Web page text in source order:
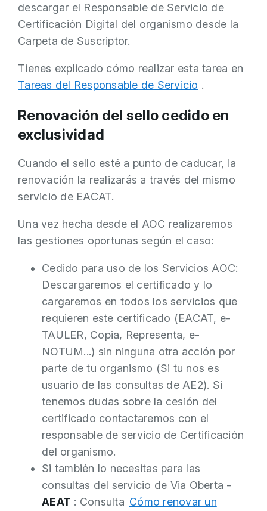
descargar el Responsable de Servicio de
Certificación Digital del organismo desde la
Carpeta de Suscriptor.
Tienes explicado cómo realizar esta tarea en
Tareas del Responsable de Servicio .
Renovación del sello cedido en
exclusividad
Cuando el sello esté a punto de caducar, la
renovación la realizarás a través del mismo
servicio de EACAT.
Una vez hecha desde el AOC realizaremos
las gestiones oportunas según el caso:
Cedido para uso de los Servicios AOC:
Descargaremos el certificado y lo
cargaremos en todos los servicios que
requieren este certificado (EACAT, e-
TAULER, Copia, Representa, e-
NOTUM...) sin ninguna otra acción por
parte de tu organismo (Si tu nos es
usuario de las consultas de AE2). Si
tenemos dudas sobre la cesión del
certificado contactaremos con el
responsable de servicio de Certificación
del organismo.
Si también lo necesitas para las
consultas del servicio de Via Oberta -
AEAT : Consulta Cómo renovar un